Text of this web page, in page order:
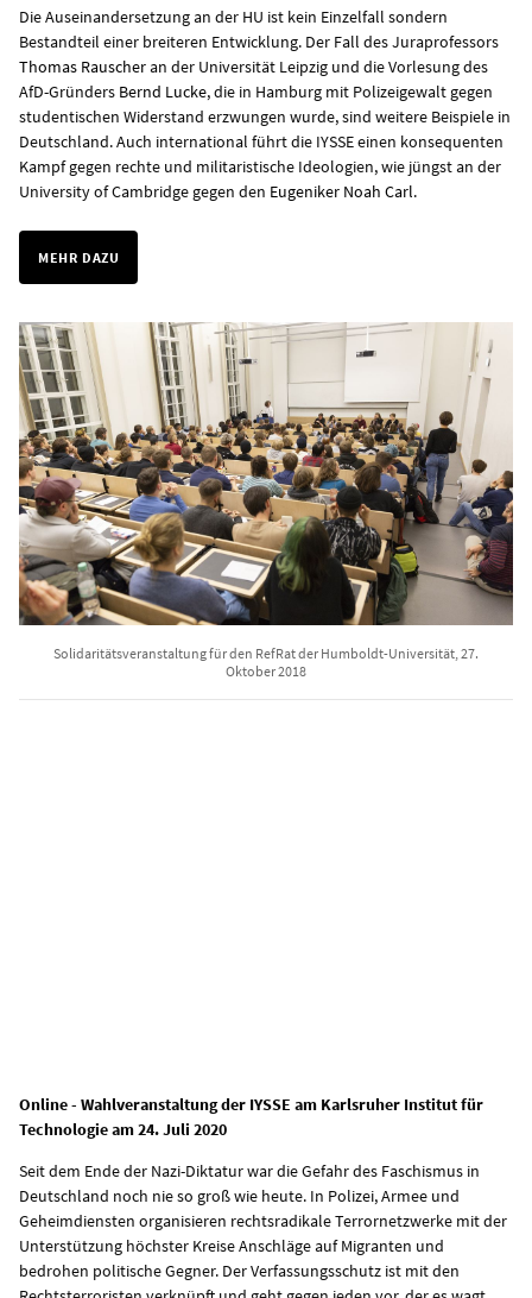
Die Auseinandersetzung an der HU ist kein Einzelfall sondern
Bestandteil einer breiteren Entwicklung. Der Fall des Juraprofessors
Thomas Rauscheran der Universität Leipzig und die Vorlesung des
AfD-Gründers Bernd Lucke, die in Hamburg mit Polizeigewalt gegen
studentischen Widerstand erzwungen wurde, sind weitere Beispiele in
Deutschland. Auch international führt die IYSSE einen konsequenten
Kampf gegen rechte und militaristische Ideologien, wie jüngst an der
University of Cambridge gegen den Eugeniker Noah Carl.
MEHR DAZU
Solidaritätsveranstaltung für den RefRat der Humboldt-Universität, 27.
Oktober 2018
Online - Wahlveranstaltung der IYSSE am Karlsruher Institut für
Technologie am 24. Juli 2020
Seit dem Ende der Nazi-Diktatur war die Gefahr des Faschismus in
Deutschland noch nie so groß wie heute. In Polizei, Armee und
Geheimdiensten organisieren rechtsradikale Terrornetzwerke mit der
Unterstützung höchster Kreise Anschläge auf Migranten und
bedrohen politische Gegner. Der Verfassungsschutz ist mit den